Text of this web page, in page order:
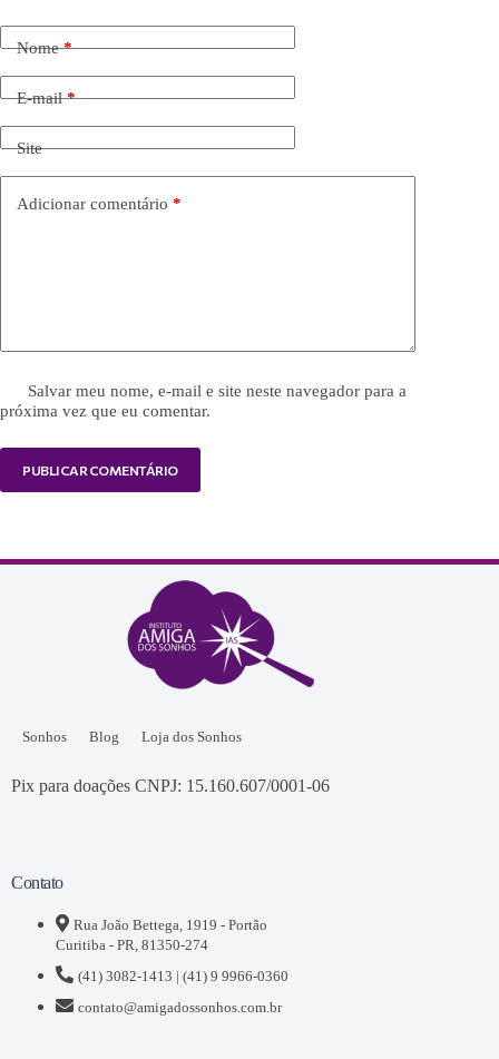
Nome*
E-mail*
Site
Adicionar comentário *
Salvar meu nome, e-mail e site neste navegador para a
próxima vez que eu comentar.
PUBLICAR COMENTÁRIO
Sonhos Blog Loja dos Sonhos
Pix para doações CNPJ: 15.160.607/0001-06
Contato
Rua João Bettega, 1919 - Portão
Curitiba - PR, 81350-274
(41) 3082-1413 | (41) 9 9966-0360
contato@amigadossonhos.com.br